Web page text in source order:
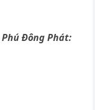
Phú Đông Phát: